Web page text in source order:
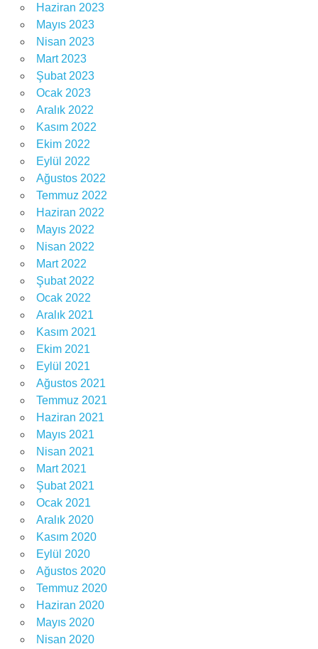
Haziran 2023
Mayıs 2023
Nisan 2023
Mart 2023
Şubat 2023
Ocak 2023
Aralık 2022
Kasım 2022
Ekim 2022
Eylül 2022
Ağustos 2022
Temmuz 2022
Haziran 2022
Mayıs 2022
Nisan 2022
Mart 2022
Şubat 2022
Ocak 2022
Aralık 2021
Kasım 2021
Ekim 2021
Eylül 2021
Ağustos 2021
Temmuz 2021
Haziran 2021
Mayıs 2021
Nisan 2021
Mart 2021
Şubat 2021
Ocak 2021
Aralık 2020
Kasım 2020
Eylül 2020
Ağustos 2020
Temmuz 2020
Haziran 2020
Mayıs 2020
Nisan 2020